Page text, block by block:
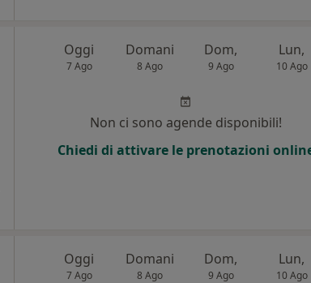
Oggi
7 Ago
Domani
8 Ago
Dom,
9 Ago
Lun,
10 Ago
Non ci sono agende disponibili!
Chiedi di attivare le prenotazioni
Oggi
7 Ago
Domani
8 Ago
Dom,
9 Ago
Lun,
10 Ago